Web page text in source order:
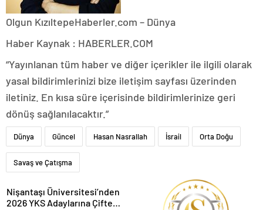
Olgun KızıltepeHaberler.com – Dünya
Haber Kaynak : HABERLER.COM
“Yayınlanan tüm haber ve diğer içerikler ile ilgili olarak
yasal bildirimlerinizi bize iletişim sayfası üzerinden
iletiniz. En kısa süre içerisinde bildirimlerinize geri
dönüş sağlanılacaktır.”
Dünya Güncel Hasan Nasrallah İsrail Orta Doğu
Savaş ve Çatışma
Nişantaşı Üniversitesi’nden
2026 YKS Adaylarına Çifte